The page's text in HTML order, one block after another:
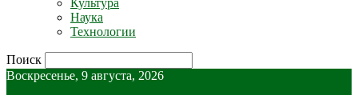
Культура
Наука
Технологии
Поиск
Воскресенье, 9 августа, 2026